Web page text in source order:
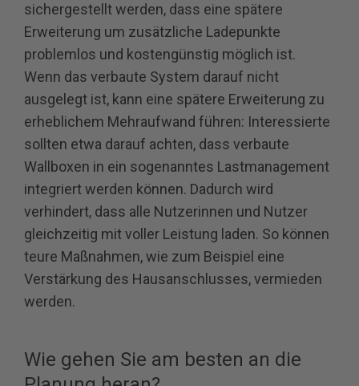
sichergestellt werden, dass eine spätere
Erweiterung um zusätzliche Ladepunkte
problemlos und kostengünstig möglich ist.
Wenn das verbaute System darauf nicht
ausgelegt ist, kann eine spätere Erweiterung zu
erheblichem Mehraufwand führen: Interessierte
sollten etwa darauf achten, dass verbaute
Wallboxen in ein sogenanntes Lastmanagement
integriert werden können. Dadurch wird
verhindert, dass alle Nutzerinnen und Nutzer
gleichzeitig mit voller Leistung laden. So können
teure Maßnahmen, wie zum Beispiel eine
Verstärkung des Hausanschlusses, vermieden
werden.
Wie gehen Sie am besten an die